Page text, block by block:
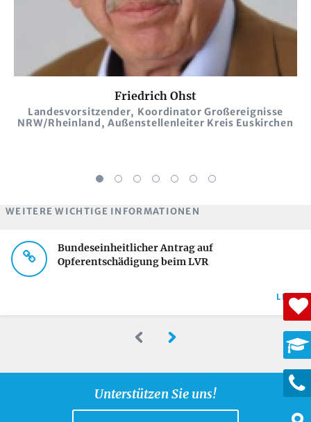
Friedrich Ohst
Landesvorsitzender, Koordinator Großereignisse
NRW/Rheinland, Außenstellenleiter Kreis Euskirchen
WEITERE WICHTIGE INFORMATIONEN
Bundeseinheitlicher Antrag auf
Opferentschädigung beim LVR
LINK
Unterstützen Sie uns!